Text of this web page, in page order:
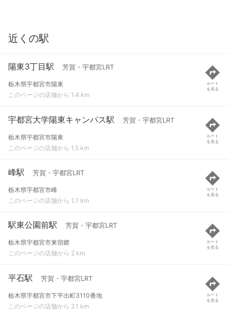
近くの駅
陽東3丁目駅 芳賀・宇都宮LRT
栃木県宇都宮市陽東
このページの店舗から 1.4 km
ルート
を見る
宇都宮大学陽東キャンパス駅 芳賀・宇都宮LRT
栃木県宇都宮市陽東
このページの店舗から 1.5 km
ルート
を見る
峰駅 芳賀・宇都宮LRT
栃木県宇都宮市峰
このページの店舗から 1.7 km
ルート
を見る
駅東公園前駅 芳賀・宇都宮LRT
栃木県宇都宮市東宿郷
このページの店舗から 2 km
ルート
を見る
平石駅 芳賀・宇都宮LRT
栃木県宇都宮市下平出町3110番地
このページの店舗から 2.1 km
ルート
を見る